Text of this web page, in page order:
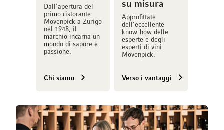
Dall'apertura del
primo ristorante
Mövenpick a Zurigo
nel 1948, il
marchio incarna un
mondo di sapore e
passione.
Chi siamo
su misura
Approfittate
dell’eccellente
know-how delle
esperte e degli
esperti di vini
Mövenpick.
Verso i vantaggi